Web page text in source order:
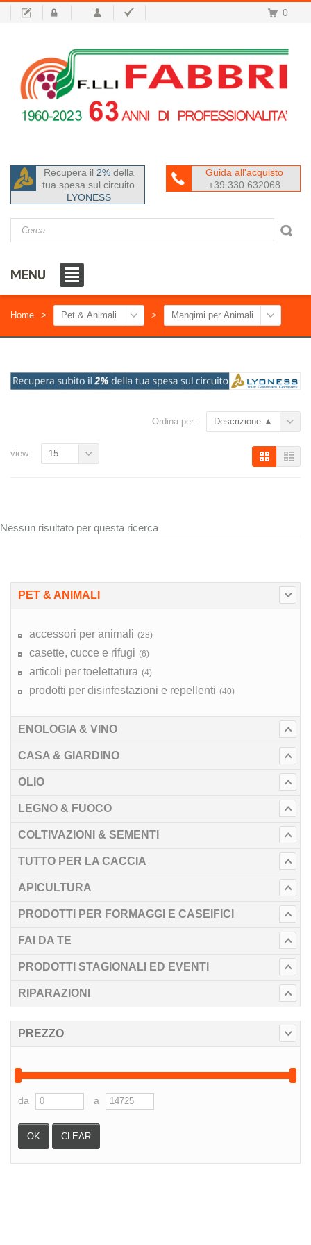
0
Recupera il 2%della
tua spesa sul circuito
LYONESS
Guida all'acquisto
+39 330 632068
MENU
Home Pet & Animali Mangimi per Animali
Ordina per: Descrizione ▲
view: 15
Nessun risultato per questa ricerca
PET & ANIMALI
accessori per animali (28)
casette, cucce e rifugi (6)
articoli per toelettatura (4)
prodotti per disinfestazioni e repellenti (40)
ENOLOGIA & VINO
CASA & GIARDINO
OLIO
LEGNO & FUOCO
COLTIVAZIONI & SEMENTI
TUTTO PER LA CACCIA
APICULTURA
PRODOTTI PER FORMAGGI E CASEIFICI
FAI DA TE
PRODOTTI STAGIONALI ED EVENTI
RIPARAZIONI
PREZZO
da a